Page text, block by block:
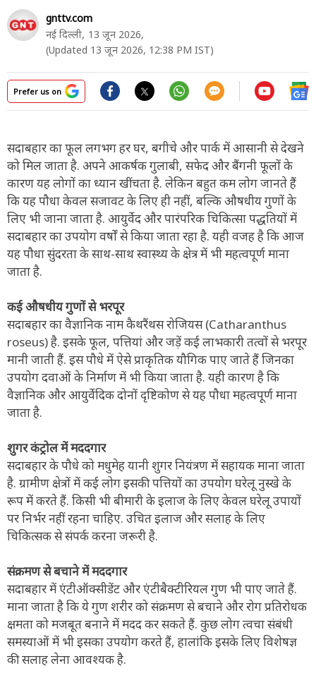
gnttv.com
नई दिल्ली, 13 जून 2026,
(Updated 13 जून 2026, 12:38 PM IST)
Prefer us on
सदाबहार का फूल लगभग हर घर, बगीचे और पार्क में आसानी से देखने
को मिल जाता है. अपने आकर्षक गुलाबी, सफेद और बैंगनी फूलों के
कारण यह लोगों का ध्यान खींचता है. लेकिन बहुत कम लोग जानते हैं
कि यह पौधा केवल सजावट के लिए ही नहीं, बल्कि औषधीय गुणों के
लिए भी जाना जाता है. आयुर्वेद और पारंपरिक चिकित्सा पद्धतियों में
सदाबहार का उपयोग वर्षों से किया जाता रहा है. यही वजह है कि आज
यह पौधा सुंदरता के साथ-साथ स्वास्थ्य के क्षेत्र में भी महत्वपूर्ण माना
जाता है.
कई औषधीय गुणों से भरपूर
सदाबहार का वैज्ञानिक नाम कैथरैंथस रोजियस (Catharanthus
roseus) है. इसके फूल, पत्तियां और जड़ें कई लाभकारी तत्वों से भरपूर
मानी जाती हैं. इस पौधे में ऐसे प्राकृतिक यौगिक पाए जाते हैं जिनका
उपयोग दवाओं के निर्माण में भी किया जाता है. यही कारण है कि
वैज्ञानिक और आयुर्वेदिक दोनों दृष्टिकोण से यह पौधा महत्वपूर्ण माना
जाता है.
शुगर कंट्रोल में मददगार
सदाबहार के पौधे को मधुमेह यानी शुगर नियंत्रण में सहायक माना जाता
है. ग्रामीण क्षेत्रों में कई लोग इसकी पत्तियों का उपयोग घरेलू नुस्खे के
रूप में करते हैं. किसी भी बीमारी के इलाज के लिए केवल घरेलू उपायों
पर निर्भर नहीं रहना चाहिए. उचित इलाज और सलाह के लिए
चिकित्सक से संपर्क करना जरूरी है.
संक्रमण से बचाने में मददगार
सदाबहार में एंटीऑक्सीडेंट और एंटीबैक्टीरियल गुण भी पाए जाते हैं.
माना जाता है कि ये गुण शरीर को संक्रमण से बचाने और रोग प्रतिरोधक
क्षमता को मजबूत बनाने में मदद कर सकते हैं. कुछ लोग त्वचा संबंधी
समस्याओं में भी इसका उपयोग करते हैं, हालांकि इसके लिए विशेषज्ञ
की सलाह लेना आवश्यक है.